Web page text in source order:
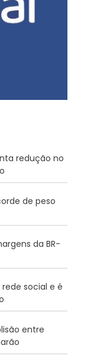
redução no
de peso
da BR-
social e é
entre